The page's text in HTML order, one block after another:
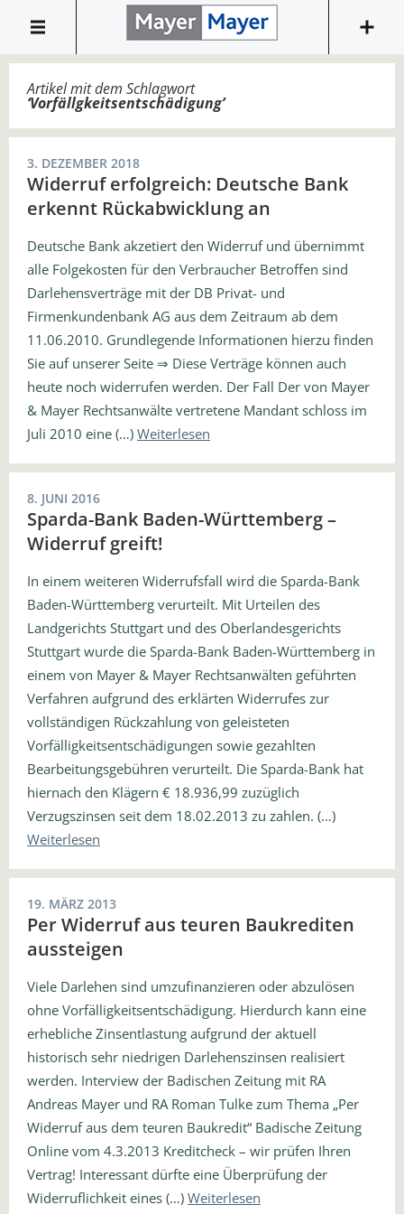
Artikel mit dem Schlagwort
‘Vorfällgkeitsentschädigung’
3. DEZEMBER 2018
Widerruf erfolgreich: Deutsche Bank
erkennt Rückabwicklung an
Deutsche Bank akzetiert den Widerruf und übernimmt
alle Folgekosten für den Verbraucher Betroffen sind
Darlehensverträge mit der DB Privat- und
Firmenkundenbank AG aus dem Zeitraum ab dem
11.06.2010. Grundlegende Informationen hierzu finden
Sie auf unserer Seite ⇒ Diese Verträge können auch
heute noch widerrufen werden. Der Fall Der von Mayer
& Mayer Rechtsanwälte vertretene Mandant schloss im
Juli 2010 eine (…) Weiterlesen
8. JUNI 2016
Sparda-Bank Baden-Württemberg –
Widerruf greift!
In einem weiteren Widerrufsfall wird die Sparda-Bank
Baden-Württemberg verurteilt. Mit Urteilen des
Landgerichts Stuttgart und des Oberlandesgerichts
Stuttgart wurde die Sparda-Bank Baden-Württemberg in
einem von Mayer & Mayer Rechtsanwälten geführten
Verfahren aufgrund des erklärten Widerrufes zur
vollständigen Rückzahlung von geleisteten
Vorfälligkeitsentschädigungen sowie gezahlten
Bearbeitungsgebühren verurteilt. Die Sparda-Bank hat
hiernach den Klägern € 18.936,99 zuzüglich
Verzugszinsen seit dem 18.02.2013 zu zahlen. (…)
Weiterlesen
19. MÄRZ 2013
Per Widerruf aus teuren Baukrediten
aussteigen
Viele Darlehen sind umzufinanzieren oder abzulösen
ohne Vorfälligkeitsentschädigung. Hierdurch kann eine
erhebliche Zinsentlastung aufgrund der aktuell
historisch sehr niedrigen Darlehenszinsen realisiert
werden. Interview der Badischen Zeitung mit RA
Andreas Mayer und RA Roman Tulke zum Thema „Per
Widerruf aus dem teuren Baukredit“ Badische Zeitung
Online vom 4.3.2013 Kreditcheck – wir prüfen Ihren
Vertrag! Interessant dürfte eine Überprüfung der
Widerruflichkeit eines (…) Weiterlesen